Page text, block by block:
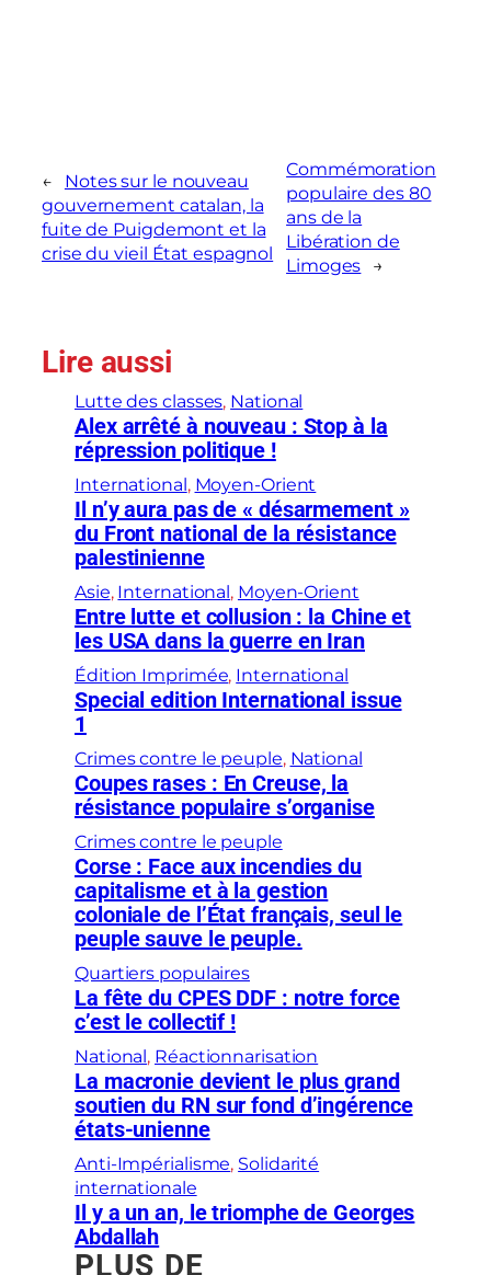
←
Notes sur le nouveau
gouvernement catalan, la
fuite de Puigdemont et la
crise du vieil État espagnol
Commémoration
populaire des 80
ans de la
Libération de
Limoges
→
Lire aussi
Lutte des classes, National
Alex arrêté à nouveau : Stop à la
répression politique !
International , Moyen-Orient
Il n’y aura pas de « désarmement »
du Front national de la résistance
palestinienne
Asie, International , Moyen-Orient
Entre lutte et collusion : la Chine et
les USA dans la guerre en Iran
Édition Imprimée, International
Special edition International issue
1
Crimes contre le peuple, National
Coupes rases : En Creuse, la
résistance populaire s’organise
Crimes contre le peuple
Corse : Face aux incendies du
capitalisme et à la gestion
coloniale de l’État français, seul le
peuple sauve le peuple.
Quartiers populaires
La fête du CPES DDF : notre force
c’est le collectif !
National , Réactionnarisation
La macronie devient le plus grand
soutien du RN sur fond d’ingérence
états-unienne
Anti-Impérialisme, Solidarité
internationale
Il y a un an, le triomphe de Georges
Abdallah
PLUS DE